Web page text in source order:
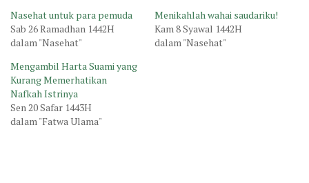
Nasehat untuk para pemuda
Sab 26 Ramadhan 1442H
dalam "Nasehat"
Menikahlah wahai saudariku!
Kam 8 Syawal 1442H
dalam "Nasehat"
Mengambil Harta Suami yang
Kurang Memerhatikan
Nafkah Istrinya
Sen 20 Safar 1443H
dalam "Fatwa Ulama"